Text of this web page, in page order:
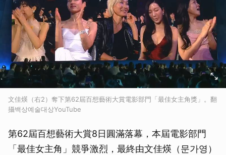
文佳煐（右2）奪下第62屆百想藝術大賞電影部門「最佳女主角獎」。翻
攝백상예술대상YouTube
第62屆百想藝術大賞8日圓滿落幕，本屆電影部門
「最佳女主角」競爭激烈，最終由文佳煐（문가영）